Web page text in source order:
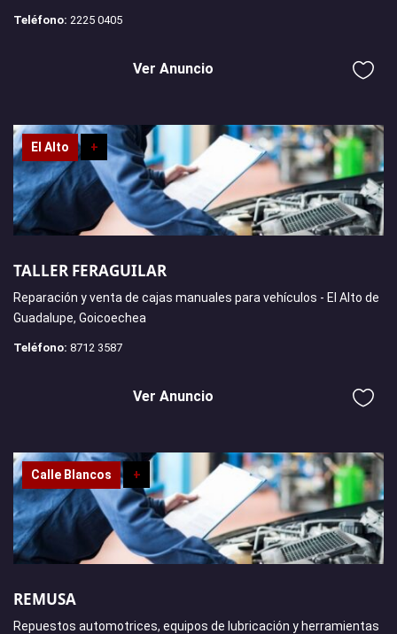
Teléfono: 2225 0405
Ver Anuncio
El Alto +
TALLER FERAGUILAR
Reparación y venta de cajas manuales para vehículos - El Alto de
Guadalupe, Goicoechea
Teléfono: 8712 3587
Ver Anuncio
Calle Blancos +
REMUSA
Repuestos automotrices, equipos de lubricación y herramientas